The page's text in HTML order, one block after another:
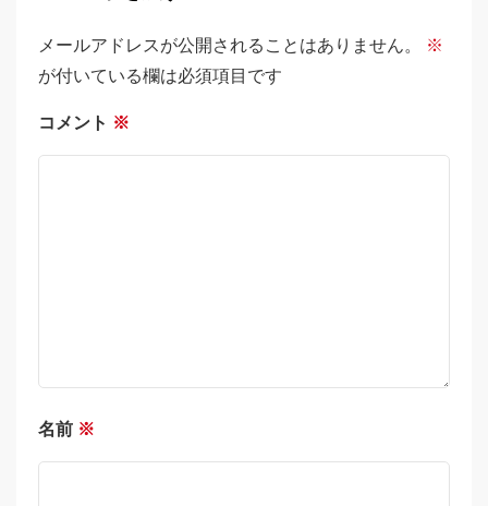
メールアドレスが公開されることはありません。
※
が付いている欄は必須項目です
コメント ※
名前 ※